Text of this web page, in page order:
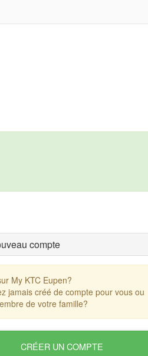
compte
My KTC Eupen?
jamais créé de compte pour vous ou
de votre famille?
CRÉER UN COMPTE